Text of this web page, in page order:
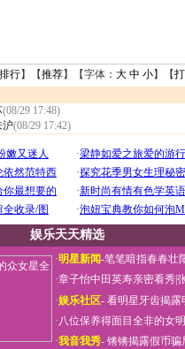
行】【推荐】【字体： 大 中 小】【
(08/29 17:48)
沪(08/29 17:42)
娱乐天天精选
·明星新闻-笔笔暗指春春壮
·章子怡中田英寿亲密看秀
·娱乐社区- 看明星牙齿揭露
·八位保养得面目全非的女
·我音我秀- 锵锵揭露假币骗